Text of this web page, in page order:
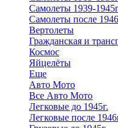
Самолеты 1939-
Самолеты после
Вертолеты
Гражданская и
Космос
Яйцелёты
Еще
Авто Мото
Все Авто Мото
Легковые до 1945г.
Легковые после